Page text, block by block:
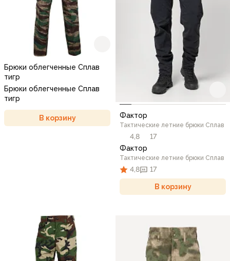
Брюки облегченные Сплав
тигр
Брюки облегченные Сплав
тигр
В корзину Фактор
Тактические летние брюки Сплав
4,8
17
Фактор
Тактические летние брюки Сплав
4,8 17
В корзину